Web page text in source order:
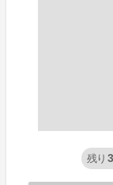
残り